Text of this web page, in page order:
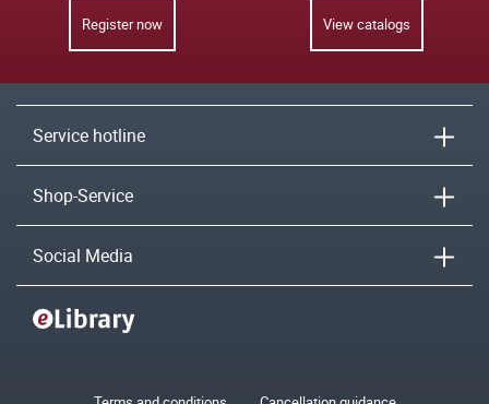
Register now View catalogs
Service hotline
Shop-Service
Social Media